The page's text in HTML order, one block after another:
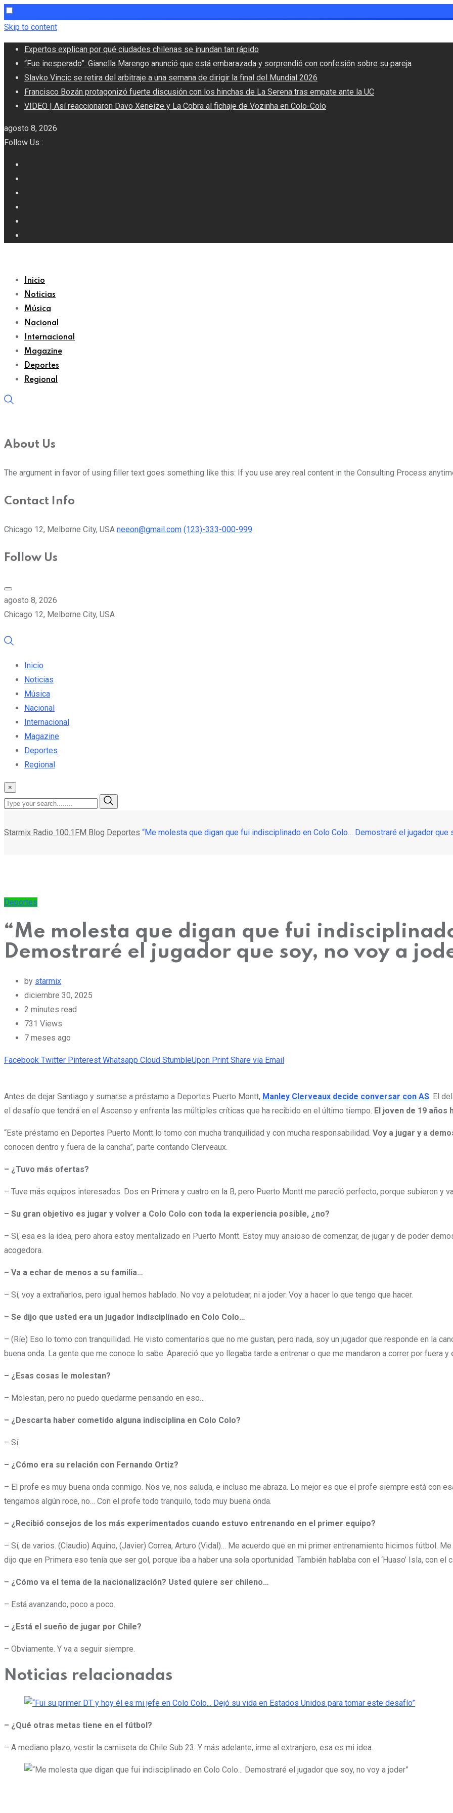
Skip to content
Expertos explican por qué ciudades chilenas se inundan tan rápido
“Fue inesperado”: Gianella Marengo anunció que está embarazada y sorprendió con confesión sobre su pareja
Slavko Vincic se retira del arbitraje a una semana de dirigir la final del Mundial 2026
Francisco Bozán protagonizó fuerte discusión con los hinchas de La Serena tras empate ante la UC
VIDEO | Así reaccionaron Davo Xeneize y La Cobra al fichaje de Vozinha en Colo-Colo
agosto 8, 2026
Follow Us :
Inicio
Noticias
Música
Nacional
Internacional
Magazine
Deportes
Regional
About Us
The argument in favor of using filler text goes something like this: If you use arey real content in the Consulting Process
Contact Info
Chicago 12, Melborne City, USA neeon@gmail.com (123)-333-000-999
Follow Us
agosto 8, 2026
Chicago 12, Melborne City, USA
Inicio
Noticias
Música
Nacional
Internacional
Magazine
Deportes
Regional
×
Starmix Radio 100.1FM Blog Deportes “Me molesta que digan que fui indisciplinado en Colo Colo… Demostraré el jugador que
Deportes
“Me molesta que digan que fui
Demostraré el jugador que soy, no voy a
by starmix
diciembre 30, 2025
2 minutes read
731 Views
7 meses ago
Facebook Twitter Pinterest Whatsapp Cloud StumbleUpon Print Share via Email
Antes de dejar Santiago y sumarse a préstamo a Deportes Puerto Montt, Manley Clerveaux decide conversar con AS . El
el desafío que tendrá en el Ascenso y enfrenta las múltiples críticas que ha recibido en el último tiempo. El joven de 19 años
“Este préstamo en Deportes Puerto Montt lo tomo con mucha tranquilidad y con mucha responsabilidad. Voy a jugar y a
conocen dentro y fuera de la cancha”, parte contando Clerveaux.
– ¿Tuvo más ofertas?
– Tuve más equipos interesados. Dos en Primera y cuatro en la B, pero Puerto Montt me pareció perfecto, porque subieron y
– Su gran objetivo es jugar y volver a Colo Colo con toda la experiencia posible, ¿no?
– Sí, esa es la idea, pero ahora estoy mentalizado en Puerto Montt. Estoy muy ansioso de comenzar, de jugar y de poder
acogedora.
– Va a echar de menos a su familia…
– Sí, voy a extrañarlos, pero igual hemos hablado. No voy a pelotudear, ni a joder. Voy a hacer lo que tengo que hacer.
– Se dijo que usted era un jugador indisciplinado en Colo Colo…
– (Ríe) Eso lo tomo con tranquilidad. He visto comentarios que no me gustan, pero nada, soy un jugador que responde en la
buena onda. La gente que me conoce lo sabe. Apareció que yo llegaba tarde a entrenar o que me mandaron a correr por fuera y
– ¿Esas cosas le molestan?
– Molestan, pero no puedo quedarme pensando en eso…
– ¿Descarta haber cometido alguna indisciplina en Colo Colo?
– Sí.
– ¿Cómo era su relación con Fernando Ortiz?
– El profe es muy buena onda conmigo. Nos ve, nos saluda, e incluso me abraza. Lo mejor es que el profe siempre está con
tengamos algún roce, no… Con el profe todo tranquilo, todo muy buena onda.
– ¿Recibió consejos de los más experimentados cuando estuvo entrenando en el primer equipo?
– Sí, de varios. (Claudio) Aquino, (Javier) Correa, Arturo (Vidal)… Me acuerdo que en mi primer entrenamiento hicimos fútbol.
dijo que en Primera eso tenía que ser gol, porque iba a haber una sola oportunidad. También hablaba con el ‘Huaso’ Isla, con el
– ¿Cómo va el tema de la nacionalización? Usted quiere ser chileno…
– Está avanzando, poco a poco.
– ¿Está el sueño de jugar por Chile?
– Obviamente. Y va a seguir siempre.
Noticias relacionadas
– ¿Qué otras metas tiene en el fútbol?
– A mediano plazo, vestir la camiseta de Chile Sub 23. Y más adelante, irme al extranjero, esa es mi idea.